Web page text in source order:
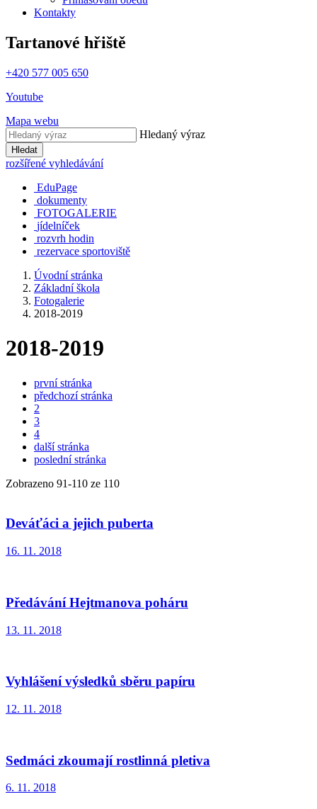
Kontakty
Tartanové hřiště
+420 577 005 650
Youtube
Mapa webu
Hledaný výraz
Hledat
rozšířené vyhledávání
EduPage
dokumenty
FOTOGALERIE
jídelníček
rozvrh hodin
rezervace sportoviště
Úvodní stránka
Základní škola
Fotogalerie
2018-2019
2018-2019
první stránka
předchozí stránka
2
3
4
další stránka
poslední stránka
Zobrazeno 91-110 ze 110
Deváťáci a jejich puberta
16. 11. 2018
Předávání Hejtmanova poháru
13. 11. 2018
Vyhlášení výsledků sběru papíru
12. 11. 2018
Sedmáci zkoumají rostlinná pletiva
6. 11. 2018